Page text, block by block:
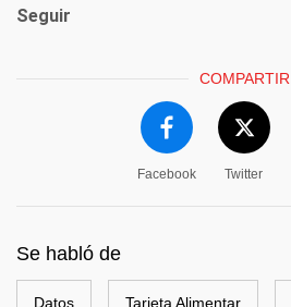
Seguir
COMPARTIR
Facebook Twitter
Se habló de
Datos Tarjeta Alimentar